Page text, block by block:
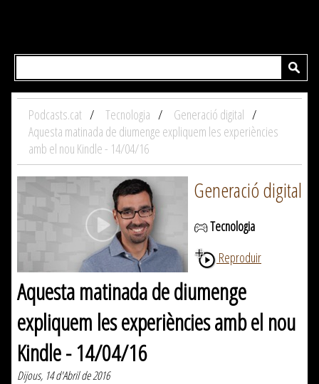
Podcasts.cat Tecnologia
Generació digital
Aquesta matinada de diumenge expliquem les experiències
amb el nou Kindle - 14/04/16
Generació digital
Tecnologia
Reproduir
Aquesta matinada de diumenge
expliquem les experiències amb el nou
Kindle - 14/04/16
Dijous, 14 d'Abril de 2016